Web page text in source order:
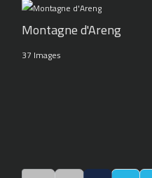
Montagne d'Areng
37 Images